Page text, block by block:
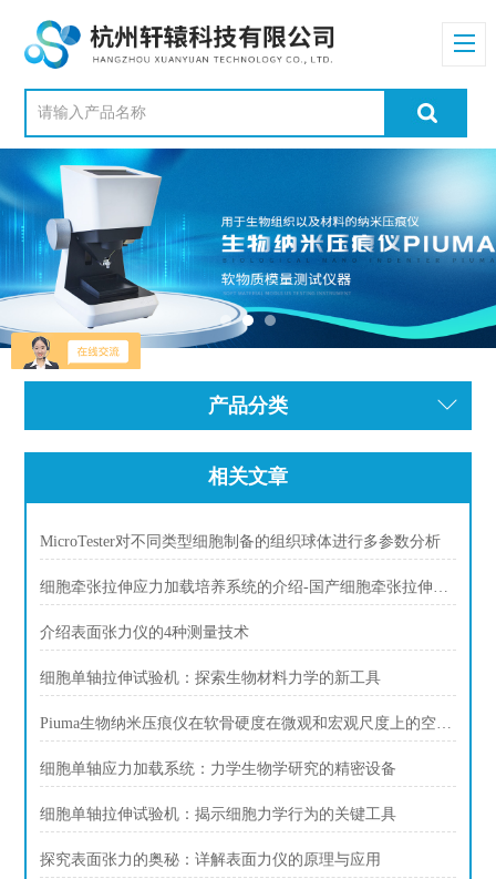
产品分类
相关文章
MicroTester对不同类型细胞制备的组织球体进行多参数分析
细胞牵张拉伸应力加载培养系统的介绍-国产细胞牵张拉伸设备
介绍表面张力仪的4种测量技术
细胞单轴拉伸试验机：探索生物材料力学的新工具
Piuma生物纳米压痕仪在软骨硬度在微观和宏观尺度上的空间变化的应用
细胞单轴应力加载系统：力学生物学研究的精密设备
细胞单轴拉伸试验机：揭示细胞力学行为的关键工具
探究表面张力的奥秘：详解表面力仪的原理与应用